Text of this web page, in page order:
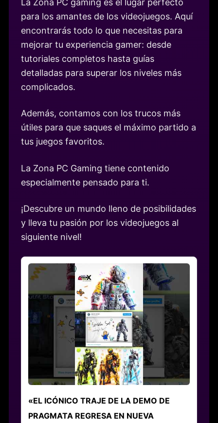
La Zona PC gaming es el lugar perfecto
para los amantes de los videojuegos. Aquí
encontrarás todo lo que necesitas para
mejorar tu experiencia gamer: desde
tutoriales completos hasta guías
detalladas para superar los niveles más
complicados.
Además, contamos con los trucos más
útiles para que saques el máximo partido a
tus juegos favoritos.
La Zona PC Gaming tiene contenido
especialmente pensado para ti.
¡Descubre un mundo lleno de posibilidades
y lleva tu pasión por los videojuegos al
siguiente nivel!
«EL ICÓNICO TRAJE DE LA DEMO DE
PRAGMATA REGRESA EN NUEVA